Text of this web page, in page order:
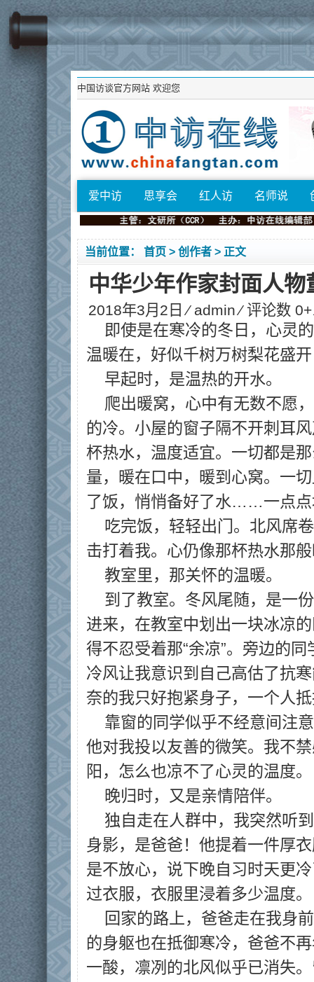
中国访谈官方网站 欢迎您
爱中访 思享会 红人访 名师说
当前位置： 首页 > 创作者 > 正文
中华少年作家封面人
2018年3月2日 ⁄ admin⁄ 评论数
即使是在寒冷的冬日，心灵
温暖在，好似千树万树梨花盛
早起时，是温热的开水。
爬出暖窝，心中有无数不愿
的冷。小屋的窗子隔不开刺耳
杯热水，温度适宜。一切都是
量，暖在口中，暖到心窝。一
了饭，悄悄备好了水……一点点
吃完饭，轻轻出门。北风席
击打着我。心仍像那杯热水那
教室里，那关怀的温暖。
到了教室。冬风尾随，是一
进来，在教室中划出一块冰凉
得不忍受着那“余凉”。旁边的
冷风让我意识到自己高估了抗
奈的我只好抱紧身子，一个人
靠窗的同学似乎不经意间注
他对我投以友善的微笑。我不
阳，怎么也凉不了心灵的温度。
晚归时，又是亲情陪伴。
独自走在人群中，我突然听
身影，是爸爸！他提着一件厚
是不放心，说下晚自习时天更
过衣服，衣服里浸着多少温度。
回家的路上，爸爸走在我身
的身躯也在抵御寒冷，爸爸不
一酸，凛冽的北风似乎已消失